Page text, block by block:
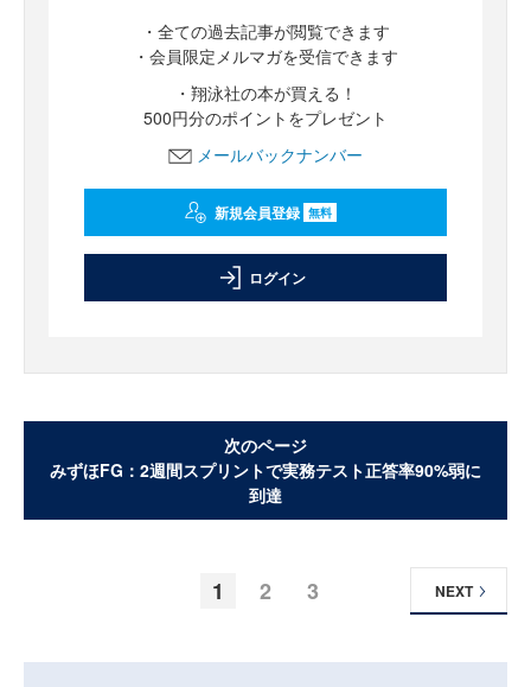
・全ての過去記事が閲覧できます
・会員限定メルマガを受信できます
・翔泳社の本が買える！
500円分のポイントをプレゼント
メールバックナンバー
新規会員登録 無料
ログイン
次のページ
みずほFG：2週間スプリントで実務テスト正答率90%弱に
到達
1 2 3 NEXT